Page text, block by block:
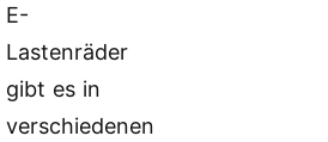
E-
Lastenräder
gibt es in
verschiedenen